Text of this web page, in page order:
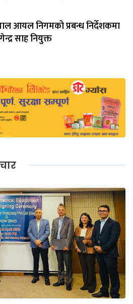
आयल निगमको प्रबन्ध निर्देशकमा
साह नियुक्त